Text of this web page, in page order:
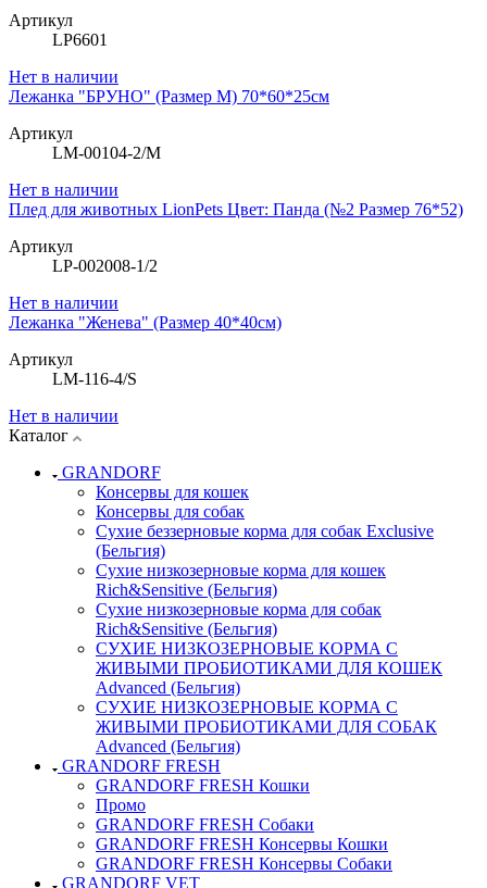
Артикул
LP6601
Нет в наличии
Лежанка "БРУНО" (Размер М) 70*60*25см
Артикул
LM-00104-2/M
Нет в наличии
Плед для животных LionPets Цвет: Панда (№2 Размер 76*52)
Артикул
LP-002008-1/2
Нет в наличии
Лежанка "Женева" (Размер 40*40см)
Артикул
LM-116-4/S
Нет в наличии
Каталог
GRANDORF
Консервы для кошек
Консервы для собак
Сухие беззерновые корма для собак Exclusive
(Бельгия)
Сухие низкозерновые корма для кошек
Rich&Sensitive (Бельгия)
Сухие низкозерновые корма для собак
Rich&Sensitive (Бельгия)
СУХИЕ НИЗКОЗЕРНОВЫЕ КОРМА С
ЖИВЫМИ ПРОБИОТИКАМИ ДЛЯ КОШЕК
Advanced (Бельгия)
СУХИЕ НИЗКОЗЕРНОВЫЕ КОРМА С
ЖИВЫМИ ПРОБИОТИКАМИ ДЛЯ СОБАК
Advanced (Бельгия)
GRANDORF FRESH
GRANDORF FRESH Кошки
Промо
GRANDORF FRESH Собаки
GRANDORF FRESH Консервы Кошки
GRANDORF FRESH Консервы Собаки
GRANDORF VET